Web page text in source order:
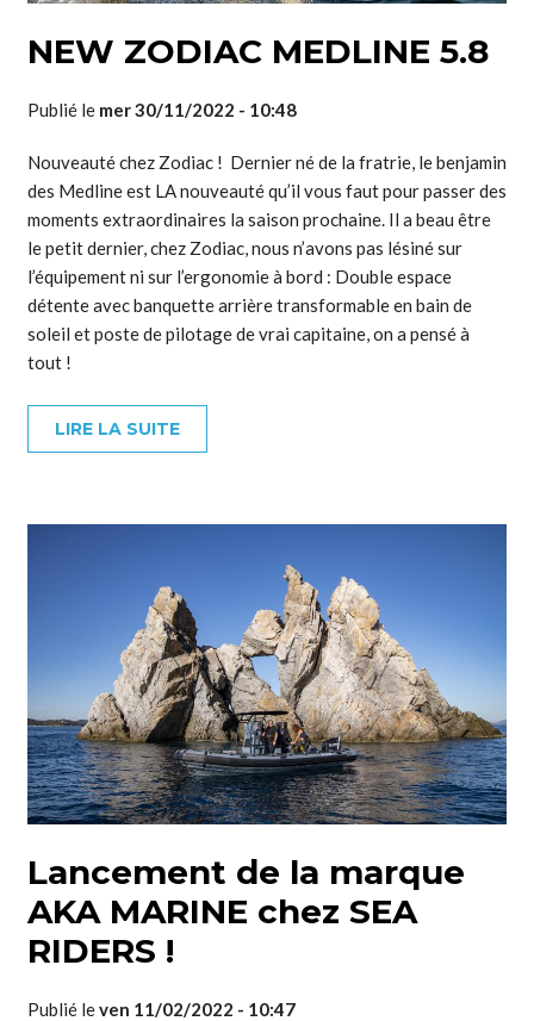
NEW ZODIAC MEDLINE 5.8
Publié le mer 30/11/2022 - 10:48
Nouveauté chez Zodiac ! Dernier né de la fratrie, le benjamin
des Medline est LA nouveauté qu’il vous faut pour passer des
moments extraordinaires la saison prochaine. Il a beau être
le petit dernier, chez Zodiac, nous n’avons pas lésiné sur
l’équipement ni sur l’ergonomie à bord : Double espace
détente avec banquette arrière transformable en bain de
soleil et poste de pilotage de vrai capitaine, on a pensé à
tout !
LIRE LA SUITE
Lancement de la marque
AKA MARINE chez SEA
RIDERS !
Publié leven 11/02/2022 - 10:47